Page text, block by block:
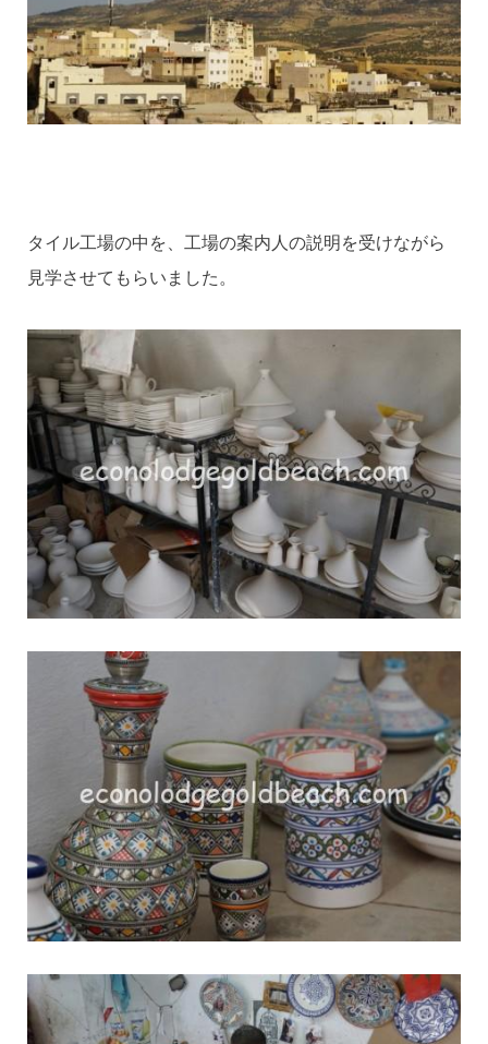
タイル工場の中を、工場の案内人の説明を受けながら
見学させてもらいました。